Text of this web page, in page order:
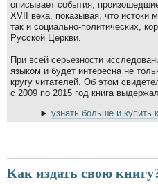
описывает события,
XVII века, показывая, что истоки
так и социально-политических,
Русской Церкви.
При всей серьезности
языком и будет интересна не
кругу читателей. Об этом
с 2009 по 2015 год книга
► узнать больше и купить
Как издать свою